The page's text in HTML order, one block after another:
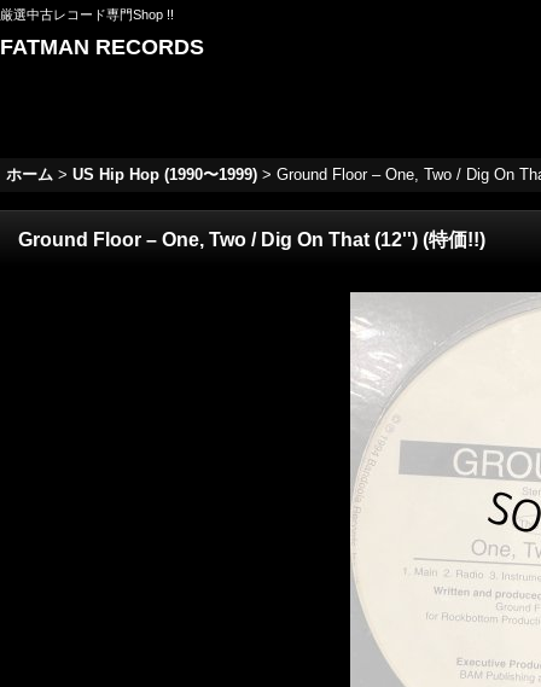
厳選中古レコード専門Shop !!
FATMAN RECORDS
ホーム > US Hip Hop (1990〜1999) > Ground Floor – One, Two / Dig On
Ground Floor – One, Two / Dig On That (12'') (特価!!)